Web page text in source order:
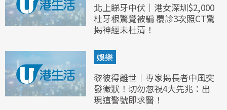
北上睇牙中伏｜港女深圳$2,000
杜牙根驚覺被騙 覆診3次照CT驚
揭神經未杜清！
娛樂
黎彼得離世｜專家揭長者中風突
發徵狀！切勿忽視4大先兆：出
現這警號即求醫！